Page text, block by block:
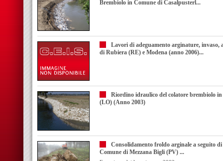
Brembiolo in Comune di Casalpusterl...
Lavori di adeguamento arginature, invaso,
di Rubiera (RE) e Modena (anno 2006)...
Riordino idraulico del colatore brembiolo
(LO) (Anno 2003)
Consolidamento froldo arginale a seguito
Comune di Mezzana Bigli (PV) ...